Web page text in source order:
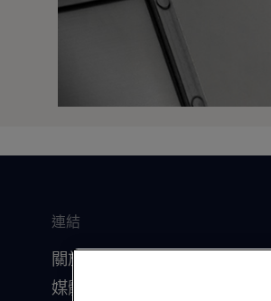
連結
關於我們
媒體資源